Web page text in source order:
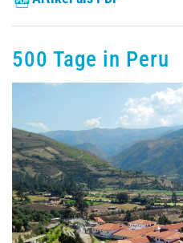
Inhalte
Aktuelles Heft
CME
Archiv
500 Tage in Peru